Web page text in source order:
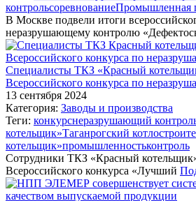
контрольсоревнованиеПромышленная
В Москве подвели итоги
неразрушающему контролю
Специалисты ТКЗ «Красный
Всероссийского конкурса по
13 сентября 2024
Категория: Заводы и производства
Теги: конкурснеразрушающий
котельщик»Таганрогский
котельщик»промышленностьконтроль
Сотрудники ТКЗ «Красный
Всероссийского конкурса «Лучший